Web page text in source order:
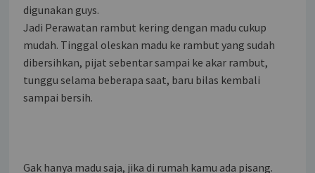
digunakan guys.
Jadi Perawatan rambut kering dengan madu cukup
mudah. Tinggal oleskan madu ke rambut yang sudah
dibersihkan, pijat sebentar sampai ke akar rambut,
tunggu selama beberapa saat, baru bilas kembali
sampai bersih.
Gak hanya madu saja, jika di rumah kamu ada pisang.